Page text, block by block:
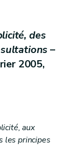
à permis d'urbanisme
permis de lotir
des
–
2005,
aux
les principes